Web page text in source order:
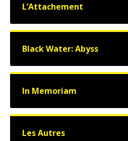
L’Attachement
Black Water: Abyss
In Memoriam
Les Autres